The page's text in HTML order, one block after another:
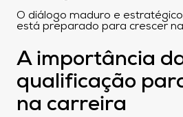
O diálogo maduro e
está preparado para crescer
A importância
qualificação
na carreira